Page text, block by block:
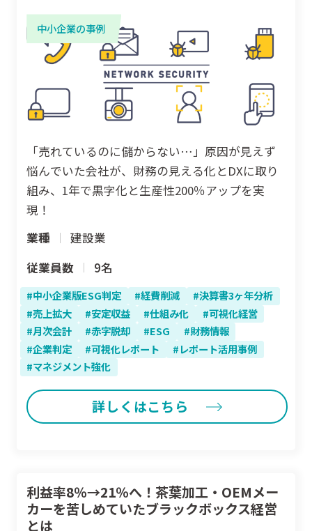
中小企業の事例
「売れているのに儲からない…」原因が見えず
悩んでいた会社が、財務の見える化とDXに取り
組み、1年で黒字化と生産性200％アップを実
現！
業種
建設業
従業員数
9名
中小企業版ESG判定 経費削減
決算書3ヶ年分析
売上拡大
安定収益 仕組み化
可視化経営
月次会計
赤字脱却 ESG
財務情報
企業判定
可視化レポート
レポート活用事例
マネジメント強化
詳しくはこちら
利益率8％→21％へ！茶葉加工・OEMメー
カーを苦しめていたブラックボックス経営
とは